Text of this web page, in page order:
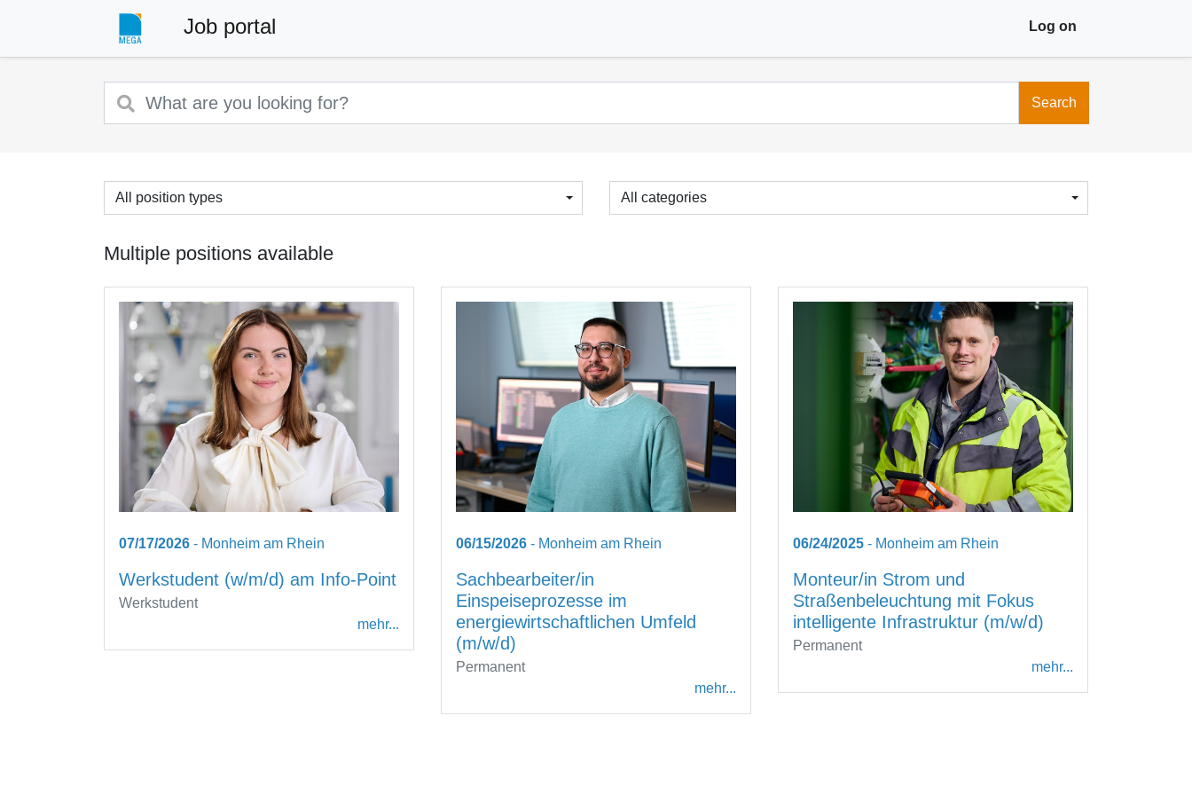
Job portal Log on
Search
All position types All categories
Multiple positions available
07/17/2026 - Monheim am Rhein
Werkstudent (w/m/d) am Info-Point
Werkstudent
mehr...
06/15/2026 - Monheim am Rhein
Sachbearbeiter/in
Einspeiseprozesse im
energiewirtschaftlichen Umfeld
(m/w/d)
Permanent
mehr...
06/24/2025 - Monheim am Rhein
Monteur/in Strom und
Straßenbeleuchtung mit Fokus
intelligente Infrastruktur (m/w/d)
Permanent
mehr...